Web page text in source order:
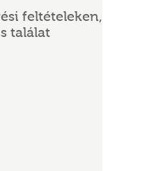
feltételeken,
találat